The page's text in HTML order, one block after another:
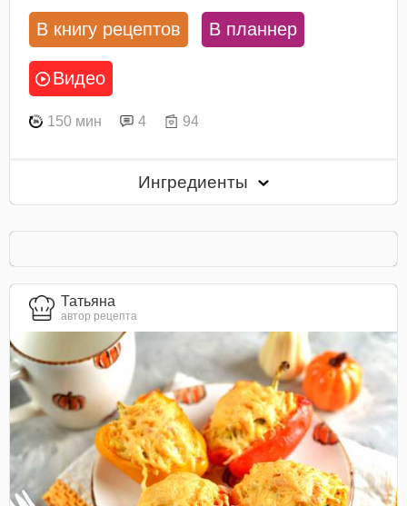
В книгу рецептов В планнер
Видео
150 мин 4 94
Ингредиенты
Татьяна
автор рецепта